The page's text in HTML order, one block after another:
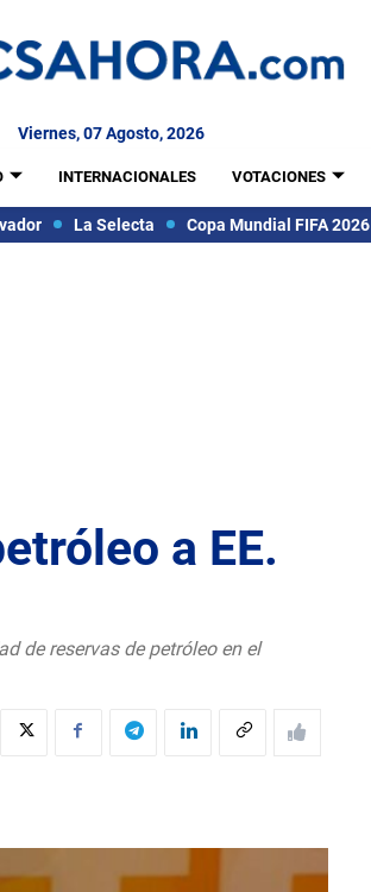
Viernes, 07 Agosto, 2026
INTERNACIONALES VOTACIONES
La Selecta Copa Mundial FIFA 2026
a EE.
de reservas de petróleo en el